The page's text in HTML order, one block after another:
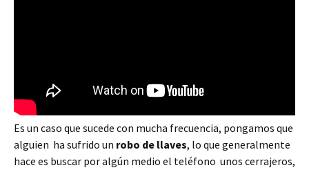
Es un caso que sucede con mucha frecuencia, pongamos que
alguien ha sufrido un robo de llaves, lo que generalmente
hace es buscar por algún medio el teléfono unos cerrajeros,